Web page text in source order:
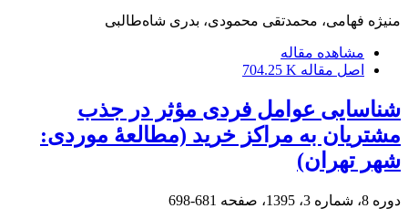
منیژه فهامی، محمدتقی محمودی، بدری شاه‌طالبی
مشاهده مقاله
اصل مقاله 704.25 K
شناسایی عوامل فردی مؤثر در جذب
مشتریان به مراکز خرید (مطالعۀ موردی:
شهر تهران)
دوره 8، شماره 3، 1395، صفحه 681-698